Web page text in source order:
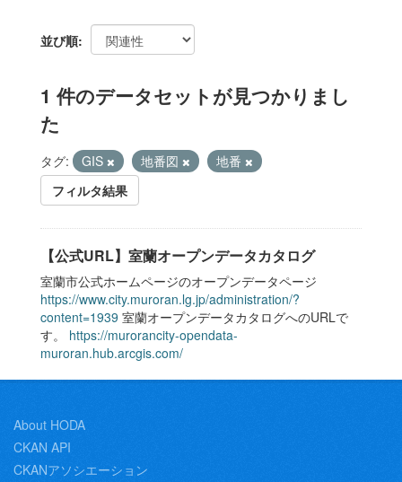
並び順
1 件のデータセットが見つかりまし
た
タグ: GIS 地番図
地番
フィルタ結果
【公式URL】室蘭オープンデータカタログ
室蘭市公式ホームページのオープンデータページ
https://www.city.muroran.lg.jp/administration/?
content=1939 室蘭オープンデータカタログへのURLで
す。 https://murorancity-opendata-
muroran.hub.arcgis.com/
About HODA
CKAN API
CKANアソシエーション